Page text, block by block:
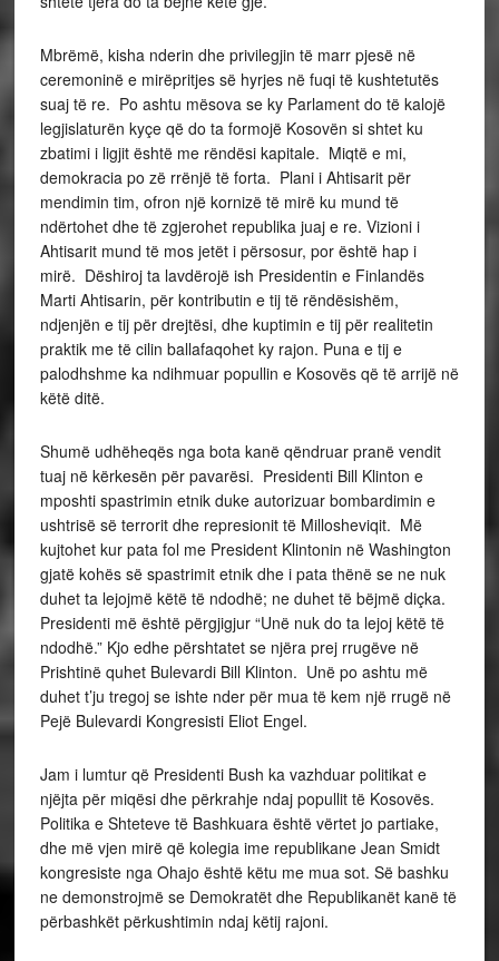
Mbrëmë, kisha nderin dhe privilegjin të marr pjesë në
ceremoninë e mirëpritjes së hyrjes në fuqi të kushtetutës
suaj të re. Po ashtu mësova se ky Parlament do të kalojë
legjislaturën kyçe që do ta formojë Kosovën si shtet ku
zbatimi i ligjit është me rëndësi kapitale. Miqtë e mi,
demokracia po zë rrënjë të forta. Plani i Ahtisarit për
mendimin tim, ofron një kornizë të mirë ku mund të
ndërtohet dhe të zgjerohet republika juaj e re. Vizioni i
Ahtisarit mund të mos jetët i përsosur, por është hap i
mirë. Dëshiroj ta lavdërojë ish Presidentin e Finlandës
Marti Ahtisarin, për kontributin e tij të rëndësishëm,
ndjenjën e tij për drejtësi, dhe kuptimin e tij për realitetin
praktik me të cilin ballafaqohet ky rajon. Puna e tij e
palodhshme ka ndihmuar popullin e Kosovës që të arrijë në
këtë ditë.
Shumë udhëheqës nga bota kanë qëndruar pranë vendit
tuaj në kërkesën për pavarësi. Presidenti Bill Klinton e
mposhti spastrimin etnik duke autorizuar bombardimin e
ushtrisë së terrorit dhe represionit të Millosheviqit. Më
kujtohet kur pata fol me President Klintonin në Washington
gjatë kohës së spastrimit etnik dhe i pata thënë se ne nuk
duhet ta lejojmë këtë të ndodhë; ne duhet të bëjmë diçka.
Presidenti më është përgjigjur “Unë nuk do ta lejoj këtë të
ndodhë.” Kjo edhe përshtatet se njëra prej rrugëve në
Prishtinë quhet Bulevardi Bill Klinton. Unë po ashtu më
duhet t’ju tregoj se ishte nder për mua të kem një rrugë në
Pejë Bulevardi Kongresisti Eliot Engel.
Jam i lumtur që Presidenti Bush ka vazhduar politikat e
njëjta për miqësi dhe përkrahje ndaj popullit të Kosovës.
Politika e Shteteve të Bashkuara është vërtet jo partiake,
dhe më vjen mirë që kolegia ime republikane Jean Smidt
kongresiste nga Ohajo është këtu me mua sot. Së bashku
ne demonstrojmë se Demokratët dhe Republikanët kanë të
përbashkët përkushtimin ndaj këtij rajoni.